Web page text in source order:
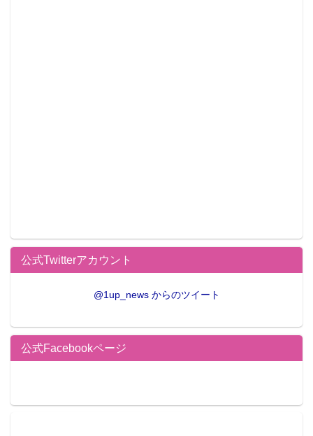
公式Twitterアカウント
@1up_news からのツイート
公式Facebookページ